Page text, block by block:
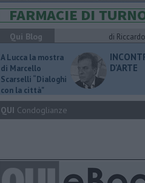
Qui Blog
di
A Lucca la mostra
di Marcello
Scarselli “Dialoghi
con la città"
D'ARTE
QUI Condoglianze